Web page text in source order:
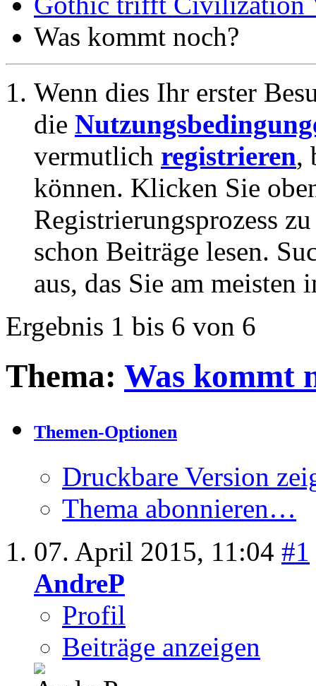
Was kommt noch?
Wenn dies Ihr erster
die
vermutlich registrieren,
können. Klicken Sie
Registrierungsprozess
schon Beiträge lesen.
aus, das Sie am meisten
Ergebnis 1 bis 6 von 6
Thema: Was kommt
Themen-Optionen
Druckbare Version
Thema abonnieren…
07. April 2015, 11:04 #1
AndreP
Profil
Beiträge anzeigen